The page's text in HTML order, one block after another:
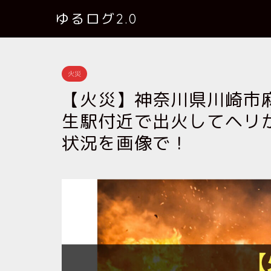
ゆるログ2.0
火災
【火災】神奈川県川崎
生駅付近で出火してヘ
状況を画像で！